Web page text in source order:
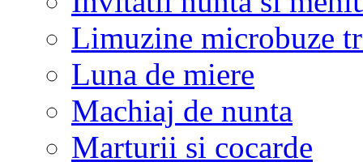
Limuzine microbuze
Luna de miere
Machiaj de nunta
Marturii si cocarde